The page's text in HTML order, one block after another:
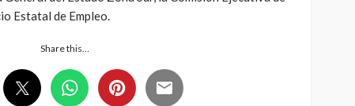
Estatal de Empleo.
Share this…